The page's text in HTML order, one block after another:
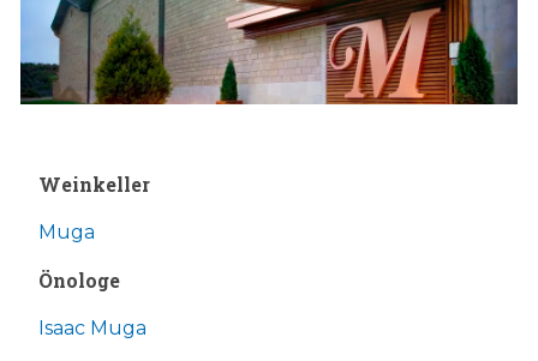
Weinkeller
Muga
Önologe
Isaac Muga